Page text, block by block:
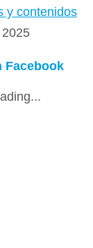
y contenidos
Facebook